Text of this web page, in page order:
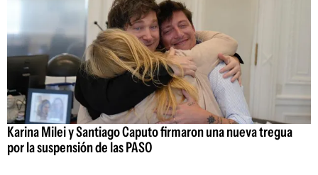
Karina Milei y Santiago Caputo firmaron una nueva tregua
por la suspensión de las PASO